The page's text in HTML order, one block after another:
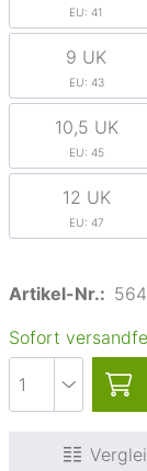
EU: 41
9 UK
EU: 43
10,5 UK
EU: 45
12 UK
EU: 47
Artikel-Nr.:
Sofort